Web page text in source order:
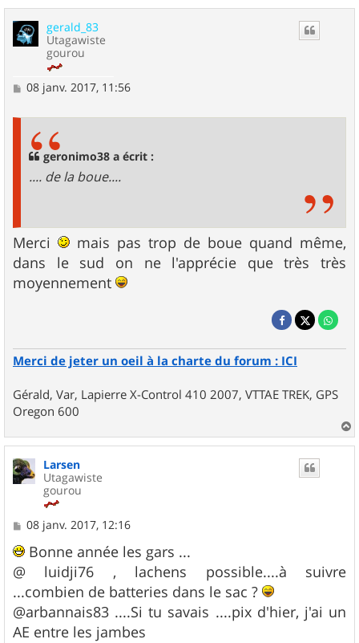
gerald_83
Utagawiste
gourou
M
08 janv. 2017, 11:56
geronimo38 a écrit :
.... de la boue....
Merci
mais pas trop de boue quand même,
dans le sud on ne l'apprécie que très très
moyennement
Merci de jeter un oeil à la charte du forum : ICI
Gérald, Var, Lapierre X-Control 410 2007, VTTAE TREK, GPS
Oregon 600
a
u
Larsen
Utagawiste
gourou
M
s
a
g
e
08 janv. 2017, 12:16
Bonne année les gars ...
@ luidji76 , lachens possible....à suivre
...combien de batteries dans le sac ?
@arbannais83 ....Si tu savais ....pix d'hier, j'ai un
AE entre les jambes